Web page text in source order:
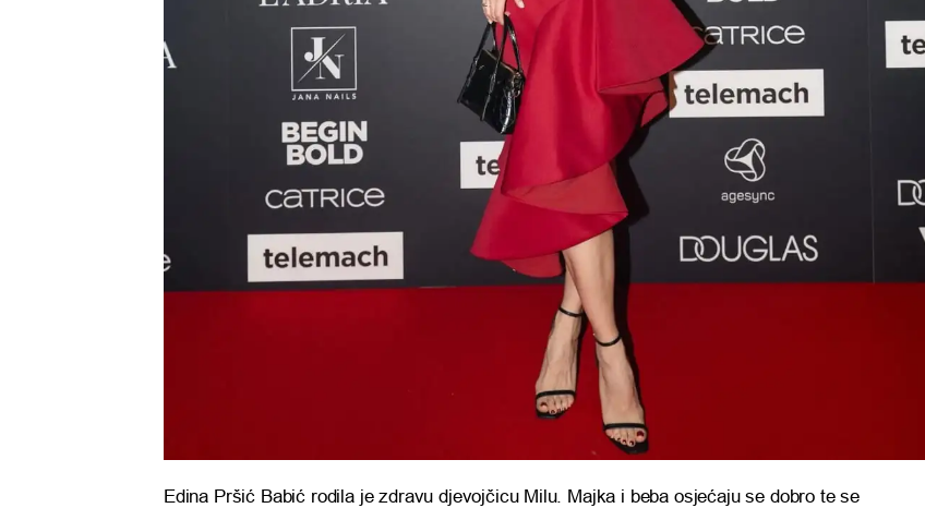
Edina Pršić Babić rodila je zdravu djevojčicu Milu. Majka i beba osjećaju se dobro te se